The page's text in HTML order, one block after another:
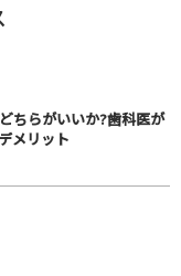
ちらがいいか?歯科医が
メリット